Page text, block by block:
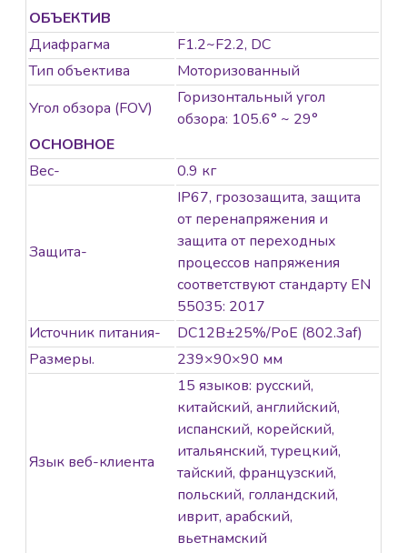
ОБЪЕКТИВ
Диафрагма
F1.2~F2.2, DC
Тип объектива
Моторизованный
Угол обзора (FOV)
Горизонтальный угол
обзора: 105.6° ~ 29°
ОСНОВНОЕ
Вес-
0.9 кг
Защита-
IP67, грозозащита, защита
от перенапряжения и
защита от переходных
процессов напряжения
соответствуют стандарту EN
55035: 2017
Источник питания-
DC12В±25%/PoE (802.3af)
Размеры.
239×90×90 мм
Язык веб-клиента
15 языков: русский,
китайский, английский,
испанский, корейский,
итальянский, турецкий,
тайский, французский,
польский, голландский,
иврит, арабский,
вьетнамский